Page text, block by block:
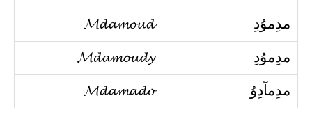
مدِموُدِ 𝓜𝓭𝓪𝓶𝓸𝓾𝓭
مدِموُدِ 𝓜𝓭𝓪𝓶𝓸𝓾𝓭𝔂
مدِمآدِوُ 𝓜𝓭𝓪𝓶𝓪𝓭𝓸